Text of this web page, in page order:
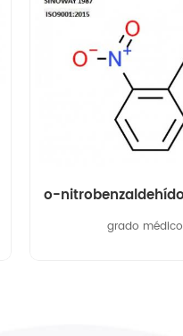
grado médico